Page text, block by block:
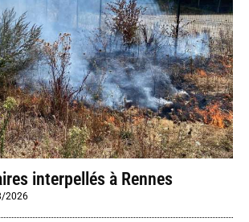
interpellés à Rennes
2026